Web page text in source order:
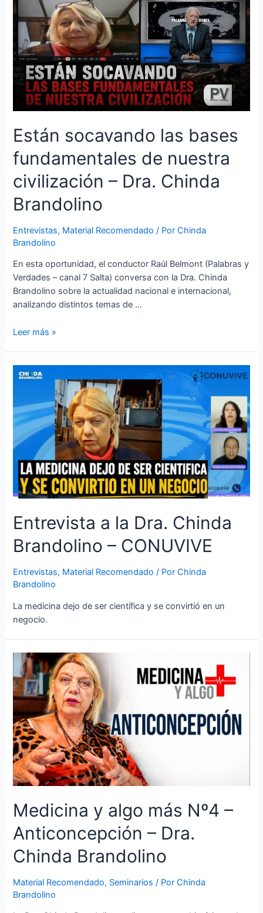
Están socavando las bases
fundamentales de nuestra
civilización – Dra. Chinda
Brandolino
Entrevistas, Material Recomendado / PorChinda
Brandolino
En esta oportunidad, el conductor Raúl Belmont (Palabras y
Verdades – canal 7 Salta) conversa con la Dra. Chinda
Brandolino sobre la actualidad nacional e internacional,
analizando distintos temas de …
Leer más »
Entrevista a la Dra. Chinda
Brandolino – CONUVIVE
Entrevistas, Material Recomendado / PorChinda
Brandolino
La medicina dejo de ser científica y se convirtió en un
negocio.
Medicina y algo más Nº4 –
Anticoncepción – Dra.
Chinda Brandolino
Material Recomendado, Seminarios / PorChinda
Brandolino